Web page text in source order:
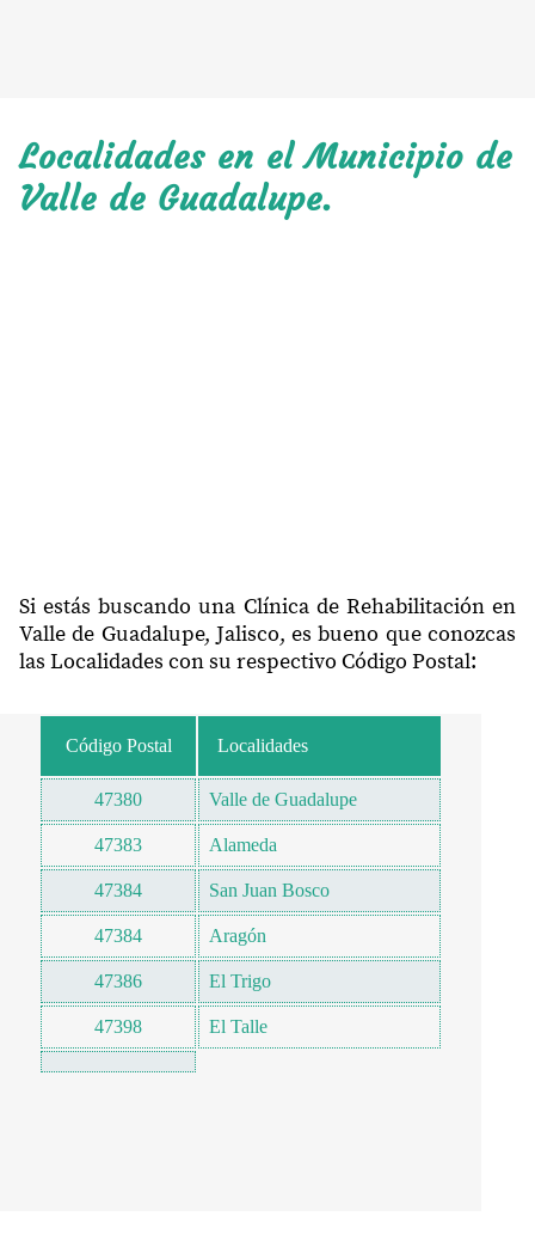
Localidades en el Municipio de
Valle de Guadalupe.
Si estás buscando una Clínica de Rehabilitación en
Valle de Guadalupe, Jalisco, es bueno que conozcas
las Localidades con su respectivo Código Postal:
Código Postal Localidades
47380 Valle de Guadalupe
47383 Alameda
47384 San Juan Bosco
47384 Aragón
47386 El Trigo
47398 El Talle